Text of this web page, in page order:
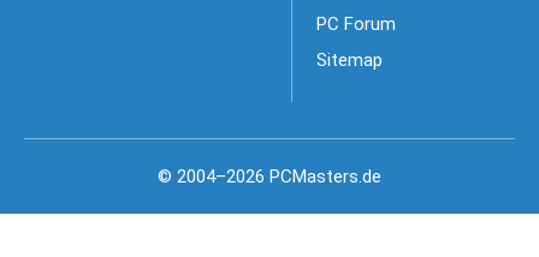
PC Forum
Sitemap
© 2004–2026 PCMasters.de